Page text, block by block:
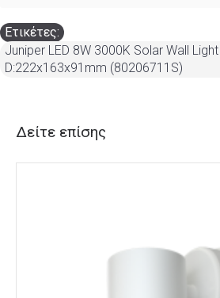
Ετικέτες:
Juniper LED 8W 3000K Solar Wall
D:222x163x91mm (80206711S)
Δείτε επίσης